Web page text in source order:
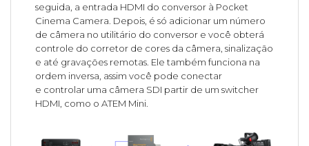
seguida, a entrada HDMI do conversor à Pocket
Cinema Camera. Depois, é só adicionar um número
de câmera no utilitário do conversor e você obterá
controle do corretor de cores da câmera, sinalização
e até gravações remotas. Ele também funciona na
ordem inversa, assim você pode conectar
e controlar uma câmera SDI partir de um switcher
HDMI, como o ATEM Mini.